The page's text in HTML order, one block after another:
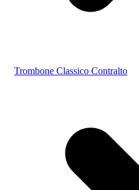
Trombone Classico Contralto